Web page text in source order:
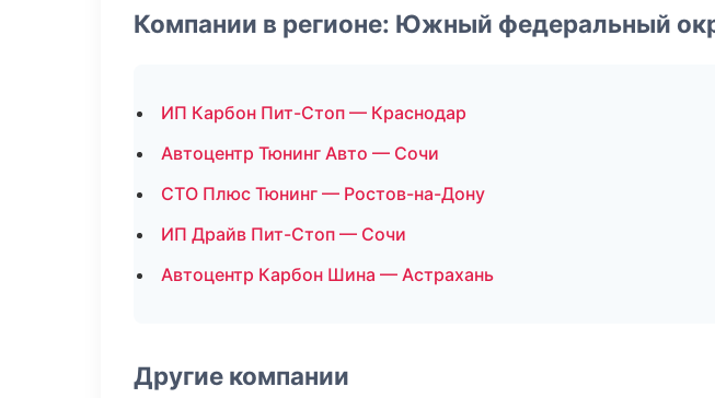
Компании в регионе: Южный федеральный
ИП Карбон Пит-Стоп — Краснодар
Автоцентр Тюнинг Авто — Сочи
СТО Плюс Тюнинг — Ростов-на-Дону
ИП Драйв Пит-Стоп — Сочи
Автоцентр Карбон Шина — Астрахань
Другие компании